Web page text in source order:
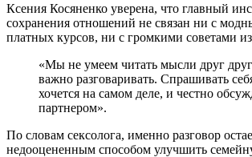
Ксения Косяненко уверена, что главный
сохранения отношений не связан ни с
платных курсов, ни с громкими советами
«Мы не умеем читать мысли друг
важно разговаривать. Спрашивать
хочется на самом деле, и честно
партнером».
По словам сексолога, именно разговор
недооцененным способом улучшить